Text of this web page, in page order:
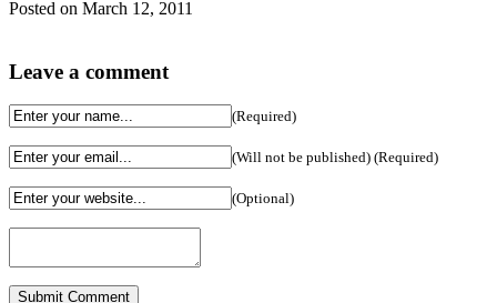
Posted on March 12, 2011
Leave a comment
(Required)
(Will not be published) (Required)
(Optional)